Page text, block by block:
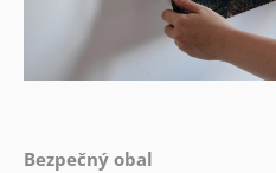
Bezpečný obal